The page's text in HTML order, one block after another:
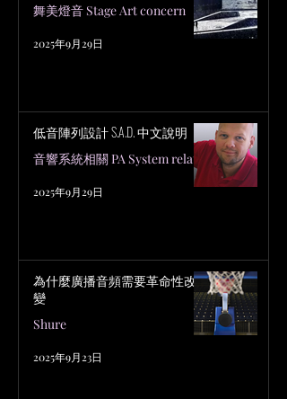
舞美燈音 Stage Art concern
2025年9月29日
低音陣列設計 S.A.D. 中文說明
音響系統相關 PA System related
2025年9月29日
為什麼廣播音頻需要革命性改
變
Shure
2025年9月23日